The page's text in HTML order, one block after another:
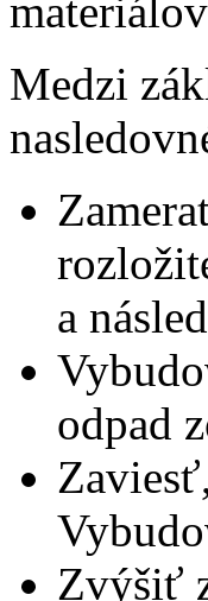
Medzi
a
odpad
Zvýšiť